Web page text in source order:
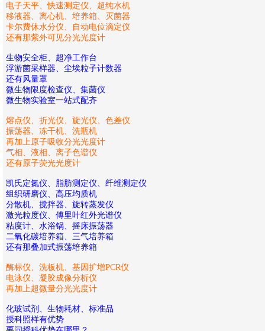
电子天平、快速测定仪、超纯水机
移液器、离心机、培养箱、灭菌器
卡尔费休水分仪、自动电位滴定仪
还有那紫外可见分光光度计
生物安全柜、超净工作台
浮游菌采样器、尘埃粒子计数器
还有风量罩
微生物限度检查仪、集菌仪
微生物实验室一站式配齐
熔点仪、折光仪、旋光仪、色差仪
振荡器、冻干机、洗瓶机
再加上原子吸收分光光度计
气相、液相、离子色谱仪
还有原子荧光光度计
凯氏定氮仪、脂肪测定仪、纤维测定仪
组织研磨仪、高压均质机
分散机、搅拌器、旋转蒸发仪
激光粒度仪、傅里叶红外光谱仪
粘度计、水浴锅、摇床振荡器
二氧化碳培养箱、三气培养箱
还有那叠加式振荡培养箱
酶标仪、洗板机、基因扩增PCR仪
电泳仪、凝胶成像分析仪
再加上超微量分光光度计
化玻试剂、生物耗材、标准品
授科照样有优势